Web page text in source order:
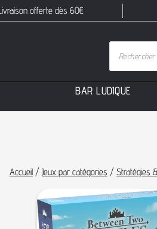
offerte dès 60€
BAR LUDIQUE
Accueil / Jeux par catégories / Stratégies